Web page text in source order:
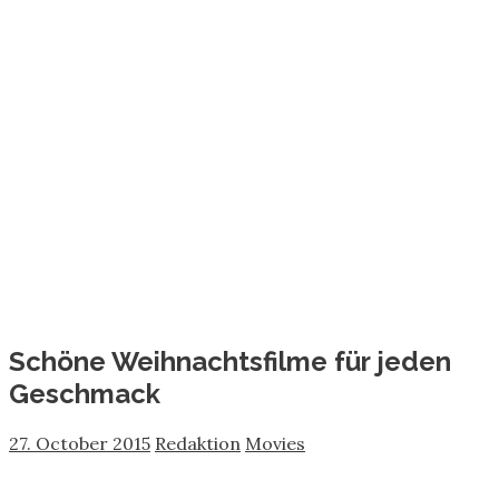
Schöne Weihnachtsfilme für jeden
Geschmack
27. October 2015 Redaktion Movies